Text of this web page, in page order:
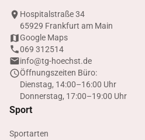
Hospitalstraße 34
65929 Frankfurt am Main
Google Maps
069 312514
info@tg-hoechst.de
Öffnungszeiten Büro:
Dienstag, 14:00–16:00 Uhr
Donnerstag, 17:00–19:00 Uhr
Sport
Sportarten